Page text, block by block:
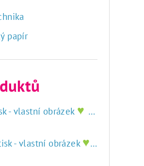
papír
- vlastní obrázek ♥ tisk na jedlý papír
- vlastní obrázek ♥ tisk na jedlý papír